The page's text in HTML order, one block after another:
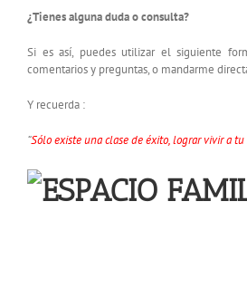
¿Tienes alguna duda o consulta?
Si es así, puedes utilizar el siguiente
comentarios y preguntas, o mandarme
Y recuerda :
“Sólo existe una clase de éxito, lograr vivir a tu